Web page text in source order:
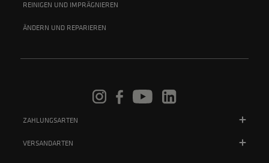
REINIGEN UND IMPRÄGNIEREN
ÄNDERN UND REPARIEREN
ZAHLUNGSARTEN
VERSANDARTEN